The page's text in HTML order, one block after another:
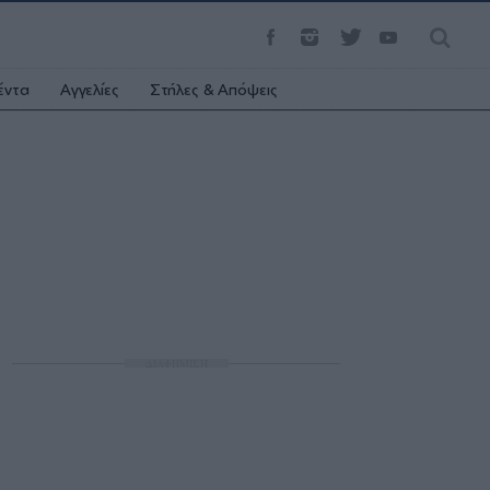
Αγγελίες Στήλες & Απόψεις